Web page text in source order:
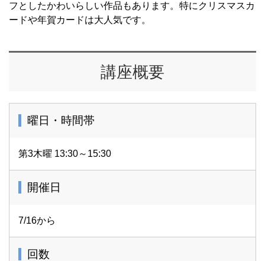
フとしたかわいらしい作品もあります。特にクリスマスカ
ードや年賀カードは大人気です。
講座概要
曜日・時間帯
第3木曜 13:30～15:30
開催日
7/16から
回数